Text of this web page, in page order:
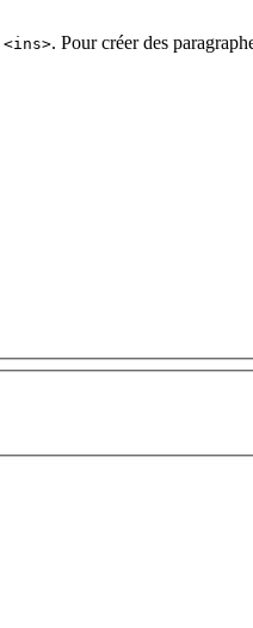
<ins>. Pour créer des